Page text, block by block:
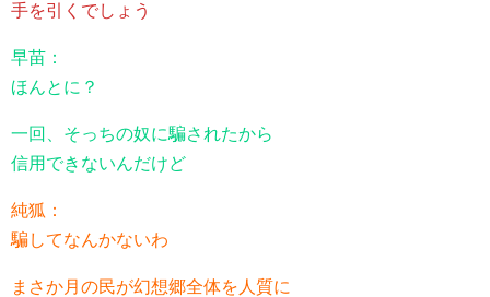
手を引くでしょう
早苗：
ほんとに？
一回、そっちの奴に騙されたから
信用できないんだけど
純狐：
騙してなんかないわ
まさか月の民が幻想郷全体を人質に